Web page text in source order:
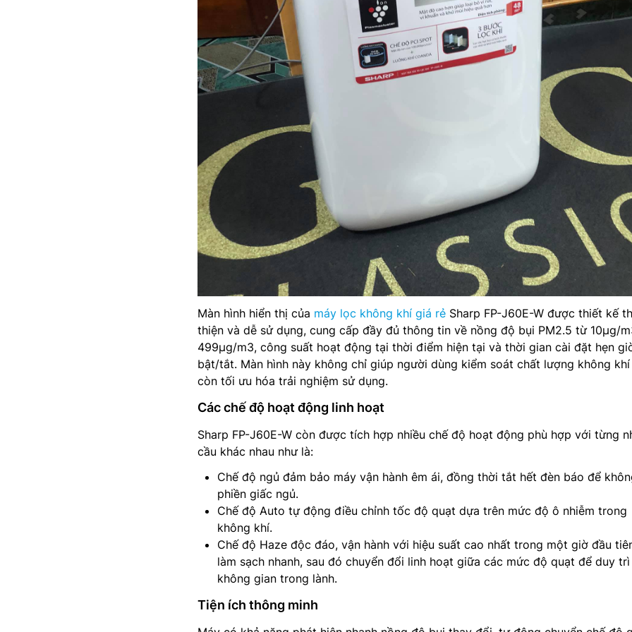
Màn hình hiển thị của máy lọc không khí giá rẻ Sharp FP-J60E-W được thiết kế
thiện và dễ sử dụng, cung cấp đầy đủ thông tin về nồng độ bụi PM2.5 từ 10µg/
499µg/m3, công suất hoạt động tại thời điểm hiện tại và thời gian cài đặt hẹn
bật/tắt. Màn hình này không chỉ giúp người dùng kiểm soát chất lượng không khí
còn tối ưu hóa trải nghiệm sử dụng.
Các chế độ hoạt động linh hoạt
Sharp FP-J60E-W còn được tích hợp nhiều chế độ hoạt động phù hợp với từng
cầu khác nhau như là:
Chế độ ngủ đảm bảo máy vận hành êm ái, đồng thời tắt hết đèn báo để
phiền giấc ngủ.
Chế độ Auto tự động điều chỉnh tốc độ quạt dựa trên mức độ ô nhiễm trong
không khí.
Chế độ Haze độc đáo, vận hành với hiệu suất cao nhất trong một giờ đầu
làm sạch nhanh, sau đó chuyển đổi linh hoạt giữa các mức độ quạt để duy trì
không gian trong lành.
Tiện ích thông minh